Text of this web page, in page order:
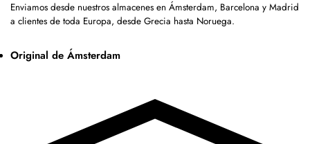
Enviamos desde nuestros almacenes en Ámsterdam, Barcelona y Madrid
a clientes de toda Europa, desde Grecia hasta Noruega.
Original de Ámsterdam